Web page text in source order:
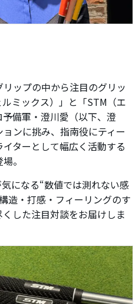
ップの中から注目のグリッ
ミックス）」と「STM（エ
備軍・澄川愛（以下、澄
ンに挑み、指南役にティー
ターとして幅広く活動する
。
になる“数値では測れない感
造・打感・フィーリングのす
した注目対談をお届けしま